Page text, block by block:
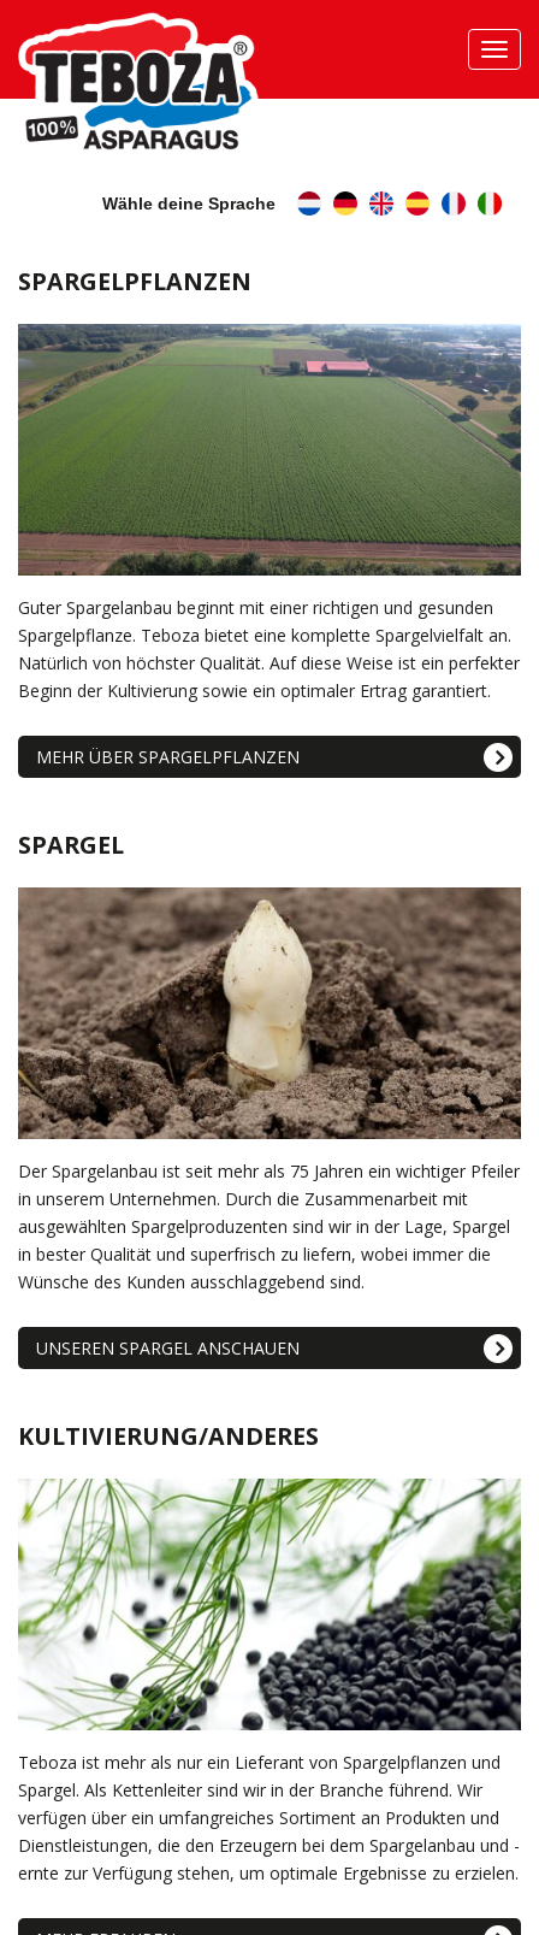
Wähle deine Sprache
SPARGELPFLANZEN
Guter Spargelanbau beginnt mit einer richtigen und gesunden
Spargelpflanze. Teboza bietet eine komplette Spargelvielfalt an.
Natürlich von höchster Qualität. Auf diese Weise ist ein perfekter
Beginn der Kultivierung sowie ein optimaler Ertrag garantiert.
MEHR ÜBER SPARGELPFLANZEN
SPARGEL
Der Spargelanbau ist seit mehr als 75 Jahren ein wichtiger Pfeiler
in unserem Unternehmen. Durch die Zusammenarbeit mit
ausgewählten Spargelproduzenten sind wir in der Lage, Spargel
in bester Qualität und superfrisch zu liefern, wobei immer die
Wünsche des Kunden ausschlaggebend sind.
UNSEREN SPARGEL ANSCHAUEN
KULTIVIERUNG/ANDERES
Teboza ist mehr als nur ein Lieferant von Spargelpflanzen und
Spargel. Als Kettenleiter sind wir in der Branche führend. Wir
verfügen über ein umfangreiches Sortiment an Produkten und
Dienstleistungen, die den Erzeugern bei dem Spargelanbau und -
ernte zur Verfügung stehen, um optimale Ergebnisse zu erzielen.